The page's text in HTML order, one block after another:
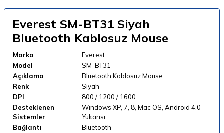
Everest SM-BT31 Siyah
Bluetooth Kablosuz Mouse
Marka
Everest
Model
SM-BT31
Açıklama
Bluetooth Kablosuz Mouse
Renk
Siyah
DPI
800 / 1200 / 1600
Desteklenen
Sistemler
Windows XP, 7, 8, Mac OS, Android 4.0
Yukarısı
Bağlantı
Bluetooth